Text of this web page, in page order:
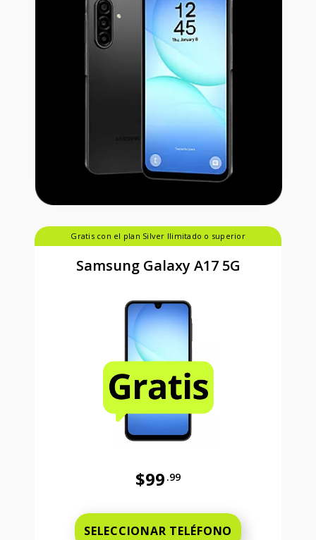
Gratis con el plan Silver Ilimitado o superior
Samsung Galaxy A17 5G
$99 .99
SELECCIONAR TELÉFONO